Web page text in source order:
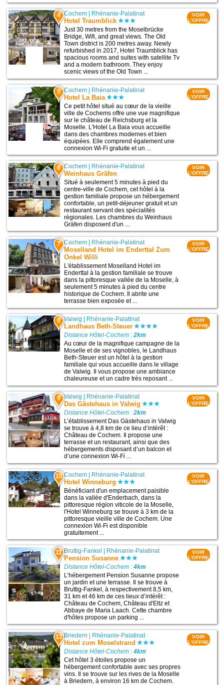
4 Cochem Rhénanie-Palatinat
Hotel Traumblick
Just 30 metres from the Moselbrücke
Bridge, Wifi, and great views. The Old
Town district is 200 metres away. Newly
refurbished in 2017, Hotel Traumblick has
spacious rooms and suites with satellite Tv
and a modern bathroom. They enjoy
scenic views of the Old Town ...
VOIR
L'OFFRE
5 Cochem | Rhénanie-Palatinat
Hotel La Baia
Ce petit hôtel situé au cœur de la vieille
ville de Cochems offre une vue magnifique
sur le château de Reichsburg et la
Moselle. L'Hotel La Baia vous accueille
dans des chambres modernes et bien
équipées. Elle comprend également une
connexion Wi-Fi gratuite et un ...
VOIR
L'OFFRE
6 Cochem | Rhénanie-Palatinat
Weinhaus Gräfen
Situé à seulement 5 minutes à pied du
centre-ville de Cochem, cet hôtel à la
gestion familiale propose un hébergement
confortable, un petit-déjeuner gratuit et un
restaurant servant des spécialités
régionales. Les chambres du Weinhaus
Gräfen disposent d'un ...
VOIR
L'OFFRE
7 Cochem Rhénanie-Palatinat
Moselland Hotel im Enderttal Zum
Onkel Willi
L'établissement Moselland Hotel im
Enderttal à la gestion familiale se trouve
dans la pittoresque vallée de la Moselle, à
seulement 5 minutes à pied du centre
historique de Cochem. Il abrite une
terrasse bien exposée et ...
VOIR
L'OFFRE
8 Valwig Rhénanie-Palatinat
Landhaus Beth-Steuer
Distance Hôtel-Cochem :2km
Au cœur de la magnifique campagne de la
Moselle et de ses vignobles, le Landhaus
Beth-Steuer est un hôtel à la gestion
familiale qui vous accueille dans le village
de Valwig. Il vous propose une ambiance
chaleureuse et un cadre très reposant ...
VOIR
L'OFFRE
9 Valwig Rhénanie-Palatinat
Das Gästehaus in Valwig
Distance Hôtel-Cochem :2km
L’établissement Das Gästehaus in Valwig
se trouve à 4,8 km de ce lieu d’intérêt :
Château de Cochem. Il propose une
terrasse et un restaurant, ainsi que des
hébergements disposant d’un balcon et
d’une connexion Wi-Fi ...
VOIR
L'OFFRE
10 Cochem | Rhénanie-Palatinat
Hotel Winneburg
Bénéficiant d'un emplacement paisible
dans la vallée d'Enderbach, dans la
pittoresque région viticole de la Moselle,
l'Hotel Winneburg se trouve à 3 km de la
pittoresque vieille ville de Cochem. Une
connexion Wi-Fi est disponible
gratuitement ...
VOIR
L'OFFRE
11 Bruttig-Fankel | Rhénanie-Palatinat
Pension Susanne
Distance Hôtel-Cochem :4km
L’hébergement Pension Susanne propose
un jardin et une terrasse. Il se trouve à
Bruttig-Fankel, à respectivement 8,5 km,
31 km et 46 km de ces lieux d’intérêt :
Château de Cochem, Château d'Eltz et
Abbaye de Maria Laach. Cette chambre
d'hôtes propose un parking ...
VOIR
L'OFFRE
12 Briedern | Rhénanie-Palatinat
Hotel zum Moselstrand
Distance Hôtel-Cochem :4km
Cet hôtel 3 étoiles propose un
hébergement confortable avec ses propres
vins. Il se trouve sur les rives de la Moselle
à Briedern, à environ 16 km de Cochem.
VOIR
L'OFFRE